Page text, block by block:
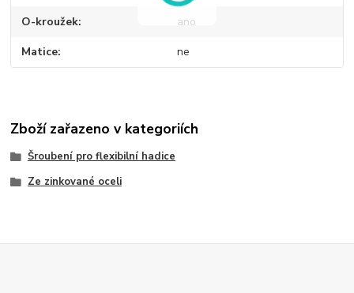
O-kroužek ano
Matice ne
Zboží zařazeno v kategoriích
Šroubení pro flexibilní hadice
Ze zinkované oceli